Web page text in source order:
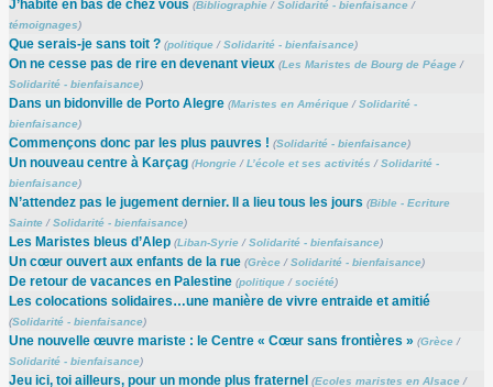
J’habite en bas de chez vous (Bibliographie/Solidarité - bienfaisance/
témoignages)
Que serais-je sans toit ? (politique/Solidarité - bienfaisance)
On ne cesse pas de rire en devenant vieux (Les Maristes de Bourg de Péage/
Solidarité - bienfaisance)
Dans un bidonville de Porto Alegre (Maristes en Amérique/Solidarité -
bienfaisance)
Commençons donc par les plus pauvres ! (Solidarité - bienfaisance)
Un nouveau centre à Karçag (Hongrie/L’école et ses activités /Solidarité -
bienfaisance)
N’attendez pas le jugement dernier. Il a lieu tous les jours (Bible - Ecriture
Sainte/Solidarité - bienfaisance)
Les Maristes bleus d’Alep (Liban-Syrie/Solidarité - bienfaisance)
Un cœur ouvert aux enfants de la rue (Grèce/Solidarité - bienfaisance)
De retour de vacances en Palestine (politique/société)
Les colocations solidaires…une manière de vivre entraide et amitié
(Solidarité - bienfaisance)
Une nouvelle œuvre mariste : le Centre « Cœur sans frontières » (Grèce/
Solidarité - bienfaisance)
Jeu ici, toi ailleurs, pour un monde plus fraternel (Ecoles maristes en Alsace/